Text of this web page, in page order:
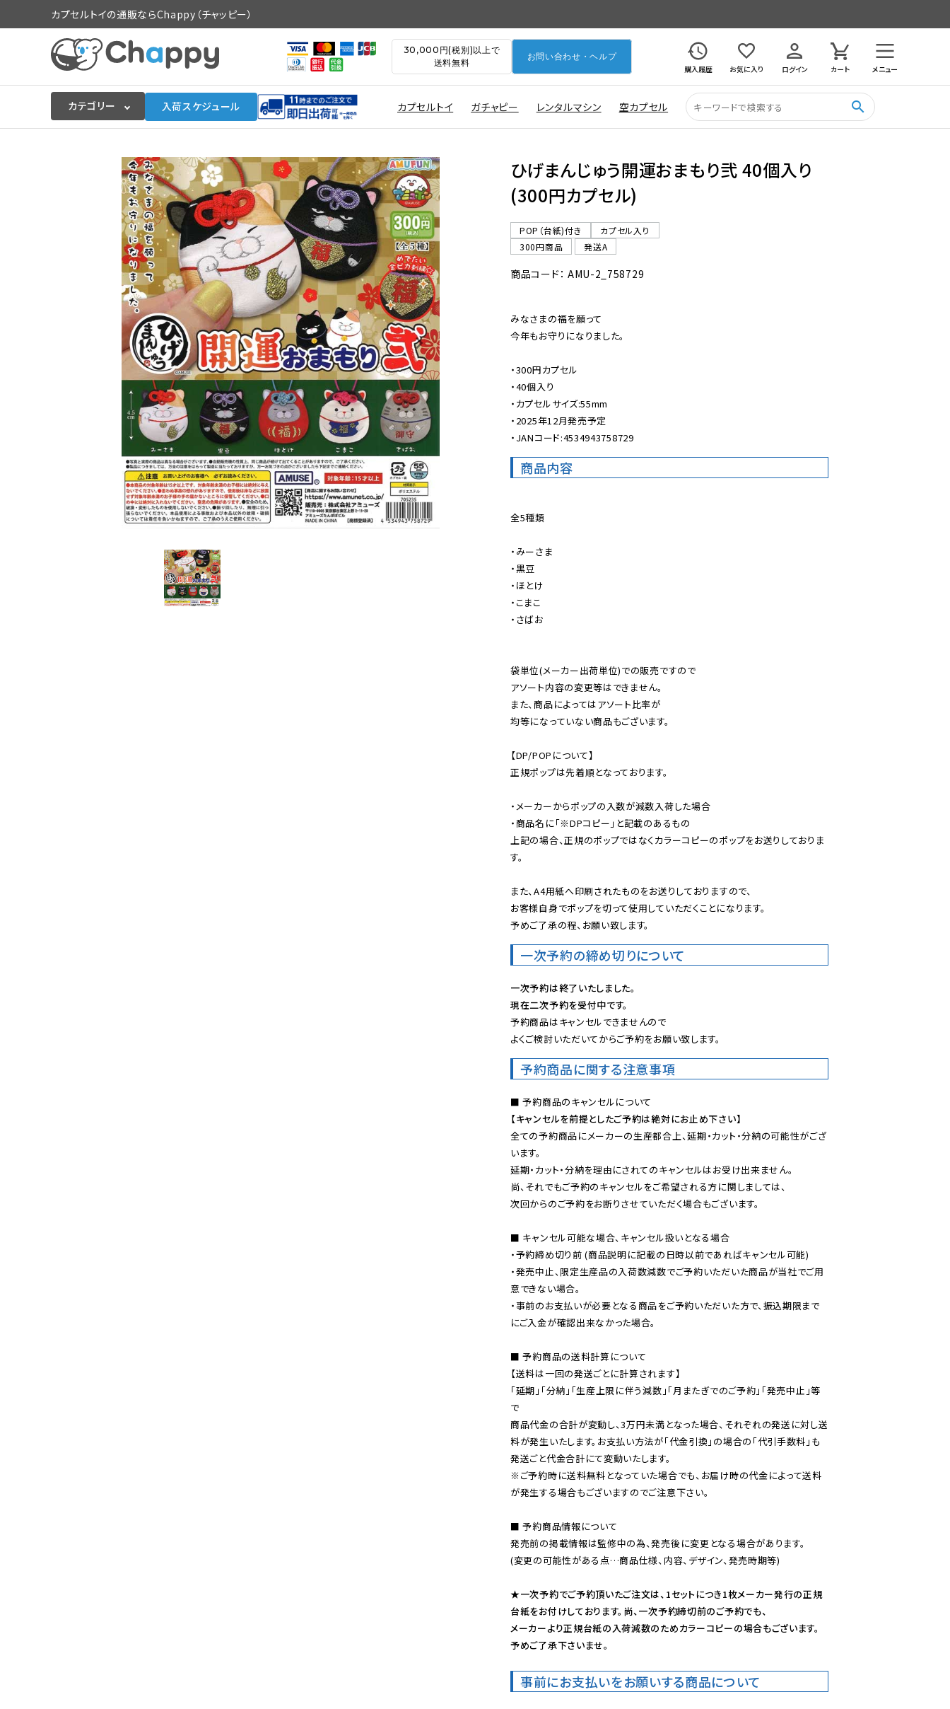
カプセルトイの通販ならChappy（チャッピー）
30,000円(税別)以上で
送料無料
お問い合わせ・ヘルプ
購入履歴
お気に入り ログイン カート メニュー
カテゴリー 入荷スケジュール カプセルトイ ガチャピー レンタルマシン 空カプセル search
入荷スケジュールをチェック
カプセルトイマシン本体
販促用空カプセル
販促用カプセルトイ
よくあるご質問
ご利用ガイド
06-6282-7659
ひげまんじゅう開運おまもり弐 40個入り
(300円カプセル)
POP（台紙)付き
カプセル入り
300円商品
発送A
商品コード： AMU-2_758729
みなさまの福を願って
今年もお守りになりました。
・300円カプセル
・40個入り
・カプセルサイズ:55mm
・2025年12月発売予定
・JANコード:4534943758729
商品内容
全5種類
・みーさま
・黒豆
・ほとけ
・こまこ
・さばお
袋単位(メーカー出荷単位)での販売ですので
アソート内容の変更等はできません。
また、商品によってはアソート比率が
均等になっていない商品もございます。
【DP/POPについて】
正規ポップは先着順となっております。
・メーカーからポップの入数が減数入荷した場合
・商品名に「※DPコピー」と記載のあるもの
上記の場合、正規のポップではなくカラーコピーのポップをお送りしておりま
す。
また、A4用紙へ印刷されたものをお送りしておりますので、
お客様自身でポップを切って使用していただくことになります。
予めご了承の程、お願い致します。
一次予約の締め切りについて
一次予約は終了いたしました。
現在二次予約を受付中です。
予約商品はキャンセルできませんので
よくご検討いただいてからご予約をお願い致します。
予約商品に関する注意事項
【キャンセルを前提としたご予約は絶対にお止め下さい】
全ての予約商品にメーカーの生産都合上、延期・カット・分納の可能性がござ
います。
延期・カット・分納を理由にされてのキャンセルはお受け出来ません。
尚、それでもご予約のキャンセルをご希望される方に関しましては、
次回からのご予約をお断りさせていただく場合もございます。
■ キャンセル可能な場合、キャンセル扱いとなる場合
・予約締め切り前 (商品説明に記載の日時以前であればキャンセル可能)
・発売中止、限定生産品の入荷数減数でご予約いただいた商品が当社でご用
意できない場合。
・事前のお支払いが必要となる商品をご予約いただいた方で、振込期限まで
にご入金が確認出来なかった場合。
■ 予約商品の送料計算について
【送料は一回の発送ごとに計算されます】
「延期」「分納」「生産上限に伴う減数」「月またぎでのご予約」「発売中止」等
で
商品代金の合計が変動し、3万円未満となった場合、それぞれの発送に対し送
料が発生いたします。お支払い方法が「代金引換」の場合の「代引手数料」も
※ご予約時に送料無料となっていた場合でも、お届け時の代金によって送料
が発生する場合もございますのでご注意下さい。
■ 予約商品情報について
発売前の掲載情報は監修中の為、発売後に変更となる場合があります。
(変更の可能性がある点…商品仕様、内容、デザイン、発売時期等)
★一次予約でご予約頂いたご注文は、1セットにつき1枚メーカー発行の正規
台紙をお付けしております。尚、一次予約締切前のご予約でも、
メーカーより正規台紙の入荷減数のためカラーコピーの場合もございます。
予めご了承下さいませ。
事前にお支払いをお願いする商品について